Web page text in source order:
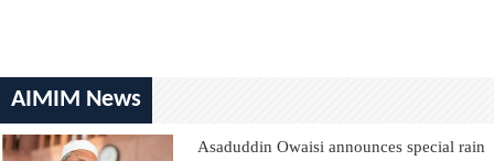
AIMIM News
Asaduddin Owaisi announces special rain